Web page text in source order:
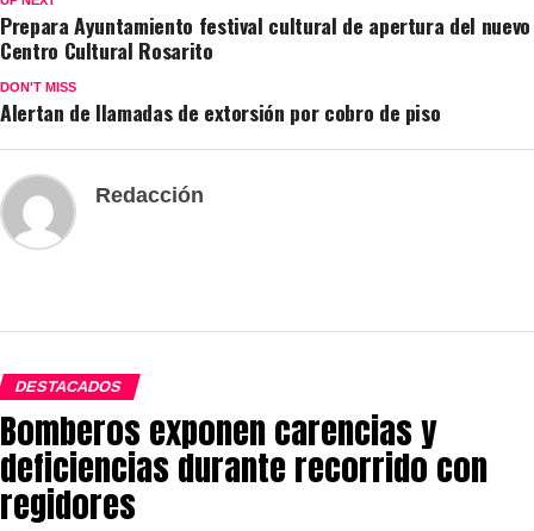
Prepara Ayuntamiento festival cultural de apertura del nuevo
Centro Cultural Rosarito
DON'T MISS
Alertan de llamadas de extorsión por cobro de piso
Redacción
DESTACADOS
Bomberos exponen carencias y
deficiencias durante recorrido con
regidores